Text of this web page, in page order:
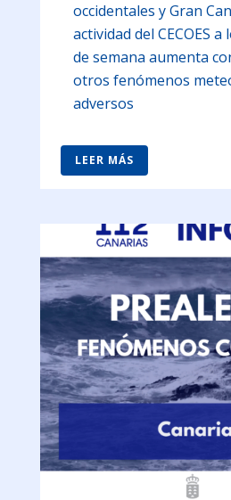
occidentales y Gran
actividad del CECOES
de semana aumenta
otros fenómenos
adversos
LEER MÁS